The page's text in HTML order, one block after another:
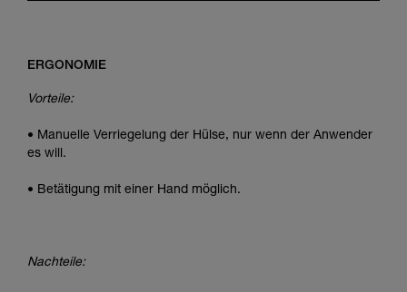
ERGONOMIE
Vorteile:
• Manuelle Verriegelung der Hülse, nur wenn der Anwender
es will.
• Betätigung mit einer Hand möglich.
Nachteile: